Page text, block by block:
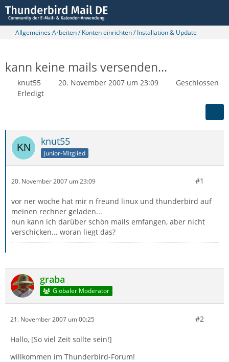
Allgemeines Arbeiten / Konten einrichten / Installation & Update
kann keine mails versenden...
knut55 20. November 2007 um 23:09
Geschlossen
Erledigt
knut55
Junior-Mitglied
20. November 2007 um 23:09 #1
vor ner woche hat mir n freund linux und thunderbird auf
meinen rechner geladen...
nun kann ich darüber schön mails emfangen, aber nicht
verschicken... woran liegt das?
graba
Globaler Moderator
21. November 2007 um 00:25 #2
Hallo, [So viel Zeit sollte sein!]
willkommen im Thunderbird-Forum!